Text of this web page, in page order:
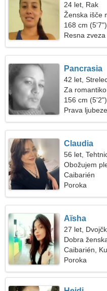
24 let, Rak
Ženska išče
168 cm
Resna zveza
Pancrasia
42 let,
Za
156 cm
Prava
Claudia
56 let,
Obožujem
Caibarién
Poroka
Aïsha
27 let,
Dobra
Caibarién,
Poroka